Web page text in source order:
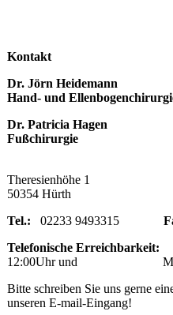
Kontakt
Dr. Jörn Heidemann
Hand- und
Dr. Patricia Hagen
Fußchirurgie
Theresienhöhe 1
50354 Hürth
Tel.: 02233 9493315
Telefonische Erreichbarkeit:
12:00Uhr und Mo und
Bitte schreiben Sie uns gerne
unseren E-mail-Eingang!